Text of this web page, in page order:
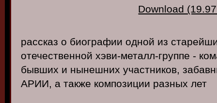
Download
рассказ о биографии одной из
отечественной хэви-металл-группе -
бывших и нынешних участников, заба
АРИИ, а также композиции разных лет